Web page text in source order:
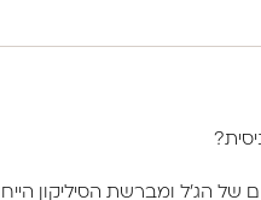
הג'ל ומברשת הסיליקון